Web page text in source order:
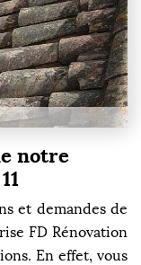
notre
et demandes de
FD Rénovation
En effet, vous